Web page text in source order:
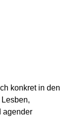
konkret in den
agender